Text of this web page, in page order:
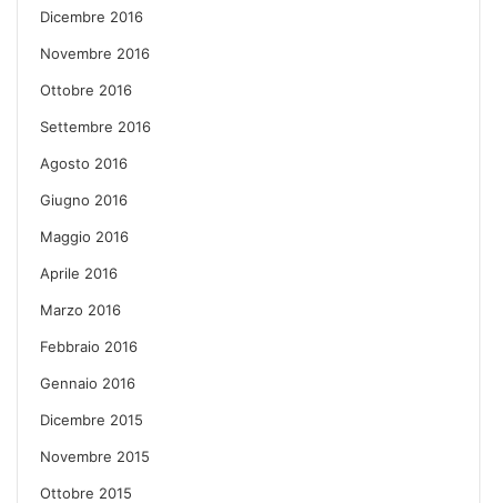
Dicembre 2016
Novembre 2016
Ottobre 2016
Settembre 2016
Agosto 2016
Giugno 2016
Maggio 2016
Aprile 2016
Marzo 2016
Febbraio 2016
Gennaio 2016
Dicembre 2015
Novembre 2015
Ottobre 2015